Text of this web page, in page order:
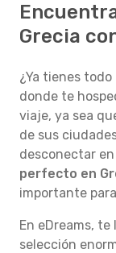
Grecia
¿Ya tienes
donde te
viaje, ya sea
de sus
desconectar
perfecto en
importante
En eDreams,
selección